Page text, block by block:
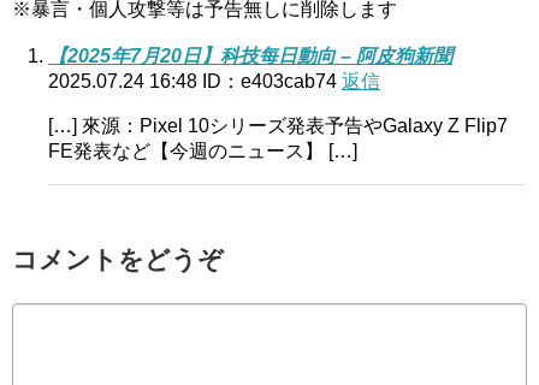
※暴言・個人攻撃等は予告無しに削除します
【2025年7月20日】科技每日動向 – 阿皮狗新聞
2025.07.24 16:48 ID：e403cab74 返信
[…] 來源：Pixel 10シリーズ発表予告やGalaxy Z Flip7
FE発表など【今週のニュース】 […]
コメントをどうぞ